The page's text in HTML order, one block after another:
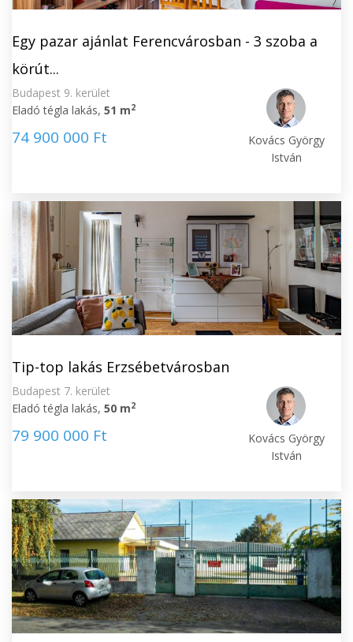
Egy pazar ajánlat Ferencvárosban - 3 szoba a
körút...
Budapest 9. kerület
Eladó tégla lakás, 51 m2
74 900 000 Ft
Kovács György
István
Tip-top lakás Erzsébetvárosban
Budapest 7. kerület
Eladó tégla lakás, 50 m2
79 900 000 Ft
Kovács György
István